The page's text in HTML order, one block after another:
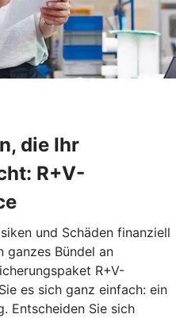
die Ihr
R+V-
und Schäden finanziell
ganzes Bündel an
R+V-
es sich ganz einfach: ein
Entscheiden Sie sich